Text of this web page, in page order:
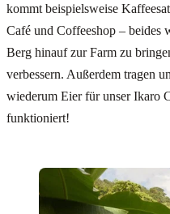
kommt beispielsweise
Café und Coffeeshop – beides
Berg hinauf zur Farm zu
verbessern. Außerdem tragen
wiederum Eier für unser Ikaro
funktioniert!